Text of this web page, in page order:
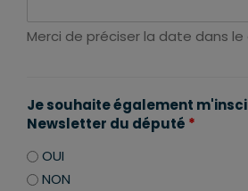
Merci de préciser la date dans
Je souhaite également
Newsletter du député *
OUI
NON